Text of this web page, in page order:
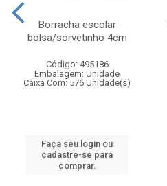
Borracha escolar
bolsa/sorvetinho 4cm
Código: 495186
Embalagem: Unidade
Caixa Com: 576 Unidade(s)
Faça seu login ou
cadastre-se para
comprar.